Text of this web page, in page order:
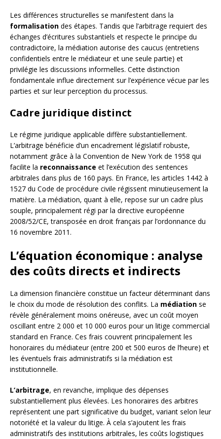
Les différences structurelles se manifestent dans la
formalisation des étapes. Tandis que l’arbitrage requiert des
échanges d’écritures substantiels et respecte le principe du
contradictoire, la médiation autorise des caucus (entretiens
confidentiels entre le médiateur et une seule partie) et
privilégie les discussions informelles. Cette distinction
fondamentale influe directement sur l’expérience vécue par les
parties et sur leur perception du processus.
Cadre juridique distinct
Le régime juridique applicable diffère substantiellement.
L’arbitrage bénéficie d’un encadrement législatif robuste,
notamment grâce à la Convention de New York de 1958 qui
facilite la reconnaissance et l’exécution des sentences
arbitrales dans plus de 160 pays. En France, les articles 1442 à
1527 du Code de procédure civile régissent minutieusement la
matière. La médiation, quant à elle, repose sur un cadre plus
souple, principalement régi par la directive européenne
2008/52/CE, transposée en droit français par l’ordonnance du
16 novembre 2011.
L’équation économique : analyse
des coûts directs et indirects
La dimension financière constitue un facteur déterminant dans
le choix du mode de résolution des conflits. La médiation se
révèle généralement moins onéreuse, avec un coût moyen
oscillant entre 2 000 et 10 000 euros pour un litige commercial
standard en France. Ces frais couvrent principalement les
honoraires du médiateur (entre 200 et 500 euros de l’heure) et
les éventuels frais administratifs si la médiation est
institutionnelle.
L’arbitrage, en revanche, implique des dépenses
substantiellement plus élevées. Les honoraires des arbitres
représentent une part significative du budget, variant selon leur
notoriété et la valeur du litige. À cela s’ajoutent les frais
administratifs des institutions arbitrales, les coûts logistiques